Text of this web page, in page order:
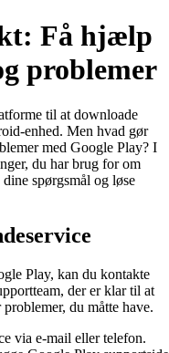
Få hjælp
problemer
til at downloade
enhed. Men hvad gør
med Google Play? I
du har brug for om
spørgsmål og løse
Play, kan du kontakte
der er klar til at
du måtte have.
via e-mail eller telefon.